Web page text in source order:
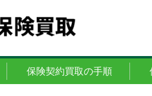
保険契約買取の手順